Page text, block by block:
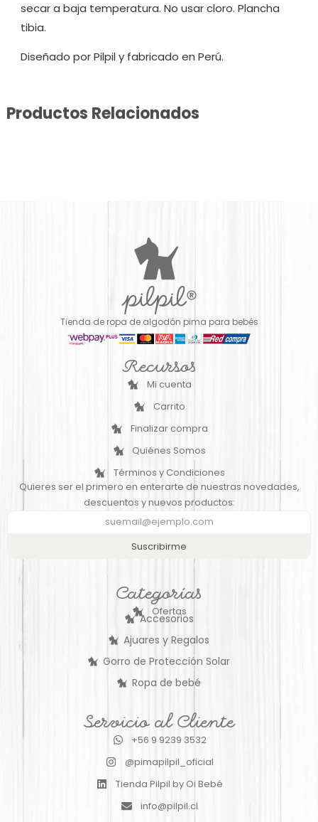
secar a baja temperatura. No usar cloro. Plancha
tibia.
Diseñado por Pilpil y fabricado en Perú.
Productos Relacionados
Tienda de ropa de algodón pima para bebés
Recursos
Mi cuenta
Carrito
Finalizar compra
Quiénes Somos
Términos y Condiciones
Quieres ser el primero en enterarte de nuestras novedades,
descuentos y nuevos productos:
Suscribirme
Categorías
Ofertas
Accesorios
Ajuares y Regalos
Gorro de Protección Solar
Ropa de bebé
Servicio al Cliente
+56 9 9239 3532
@pimapilpil_oficial
Tienda Pilpil by Oi Bebé
info@pilpil.cl